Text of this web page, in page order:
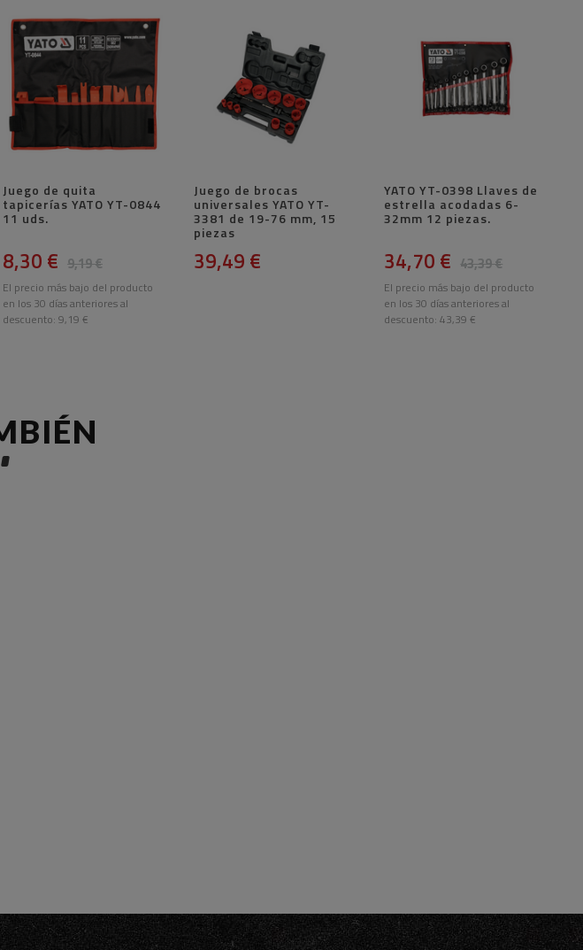
Juego de quita
tapicerías YATO YT-0844
11 uds.
9,19 €
8,30 €
El precio más bajo del producto
en los 30 días anteriores al
descuento: 9,19 €
Juego de brocas
universales YATO YT-
3381 de 19-76 mm, 15
piezas
39,49 €
YATO YT-0398 Llaves de
estrella acodadas 6-
32mm 12 piezas.
43,39 €
34,70 €
El precio más bajo del producto
en los 30 días anteriores al
descuento:43,39 €